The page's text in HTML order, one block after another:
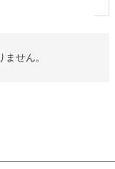
せん。